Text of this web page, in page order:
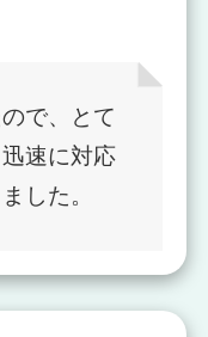
で、とて
速に対応
した。